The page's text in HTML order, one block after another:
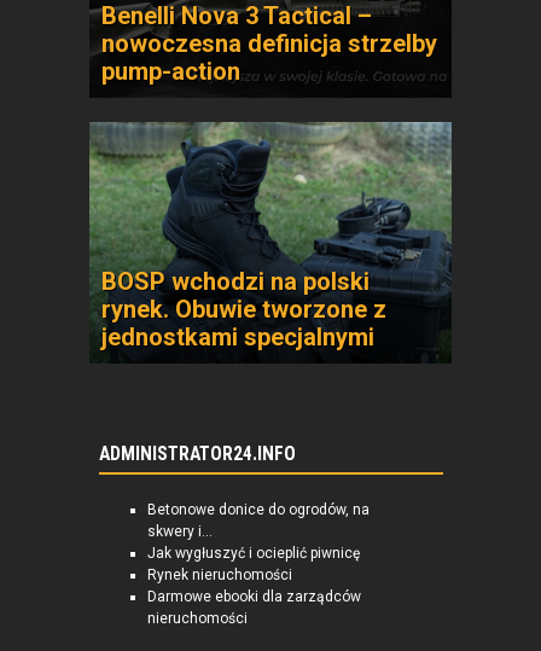
Benelli Nova 3 Tactical –
nowoczesna definicja strzelby
pump-action
BOSP wchodzi na polski
rynek. Obuwie tworzone z
jednostkami specjalnymi
ADMINISTRATOR24.INFO
Betonowe donice do ogrodów, na
skwery i...
Jak wygłuszyć i ocieplić piwnicę
Rynek nieruchomości
Darmowe ebooki dla zarządców
nieruchomości